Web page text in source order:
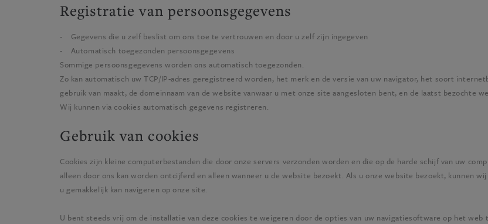
Registratie van persoonsgegevens
- Gegevens die u zelf beslist om ons toe te vertrouwen en door u zelf zijn ingegeven
- Automatisch toegezonden persoonsgegevens
Sommige persoonsgegevens worden ons automatisch toegezonden.
Zo kan automatisch uw TCP/IP-adres geregistreerd worden, het merk en de versie van uw navigator, het soort
gebruik van maakt, de domeinnaam van de website vanwaar u met onze site aangesloten bent, en de laatst bezochte
Wij kunnen via cookies automatisch gegevens registreren.
Gebruik van cookies
Cookies zijn kleine computerbestanden die door onze servers verzonden worden en die op de harde schijf van uw
alleen door ons kan worden ontcijferd en alleen wanneer u de website bezoekt. Als u onze website bezoekt, kunnen
u gemakkelijk kan navigeren op onze site.
U bent steeds vrij om de installatie van deze cookies te weigeren door de opties van uw navigatiesoftware op het